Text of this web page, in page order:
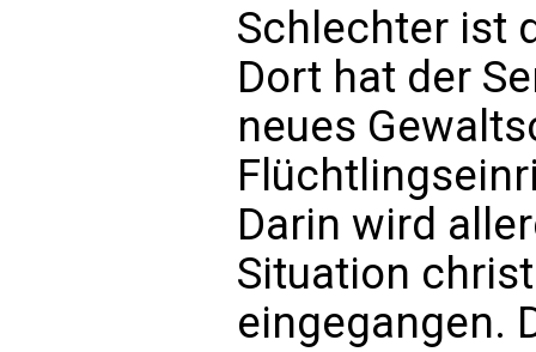
Schlechter ist
Dort hat der
neues
Darin wird
Situation
eingegangen.